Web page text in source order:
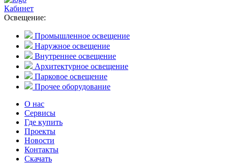
Кабинет
Освещение:
Промышленное освещение
Наружное освещение
Внутреннее освещение
Архитектурное освещение
Парковое освещение
Прочее оборудование
О нас
Сервисы
Где купить
Проекты
Новости
Контакты
Скачать